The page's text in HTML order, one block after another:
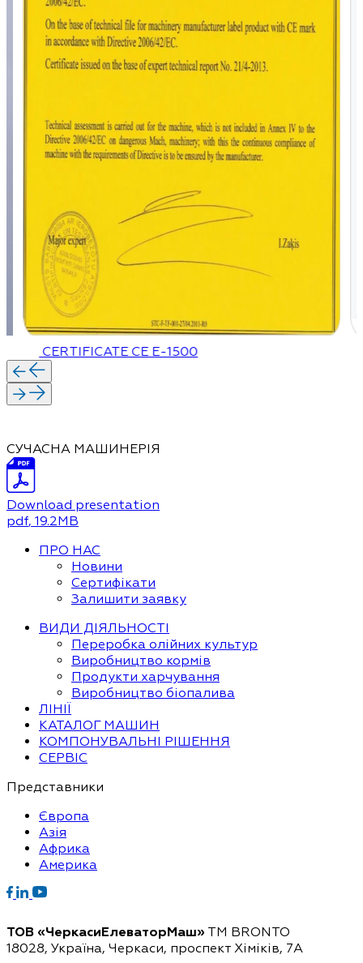
CERTIFICATE CE Е-1500
СУЧАСНА МАШИНЕРІЯ
Download presentation
pdf, 19.2MB
ПРО НАС
Новини
Сертифікати
Залишити заявку
ВИДИ ДІЯЛЬНОСТІ
Переробка олійних культур
Виробництво кормів
Продукти харчування
Виробництво біопалива
ЛІНІЇ
КАТАЛОГ МАШИН
КОМПОНУВАЛЬНІ РІШЕННЯ
СЕРВІС
Представники
Європа
Азія
Африка
Америка
ТОВ «ЧеркасиЕлеваторМаш» ТМ BRONTO
18028, Україна, Черкаси, проспект Хіміків, 7А